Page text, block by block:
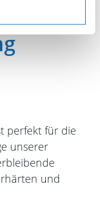
die
perfekt für die
unserer
und